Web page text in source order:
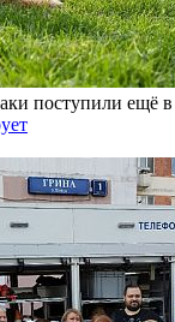
поступили ещё